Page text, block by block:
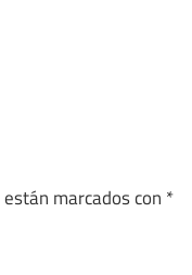
marcados con *